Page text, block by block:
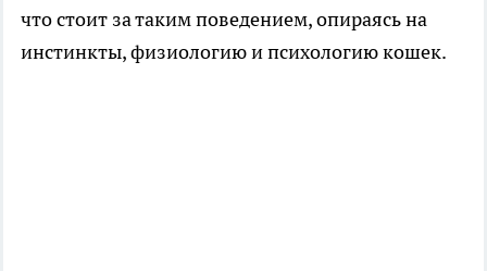
что стоит за таким поведением, опираясь на
инстинкты, физиологию и психологию кошек.